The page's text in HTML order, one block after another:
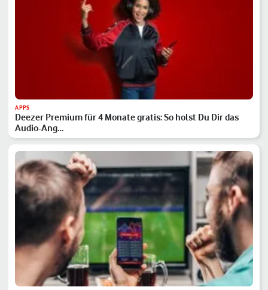
APPS
Deezer Premium für 4 Monate gratis: So holst Du Dir das
Audio-Ang…